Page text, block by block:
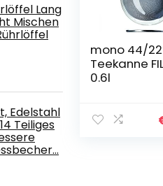
Lang
Mischen
Edelstahl
Teiliges
mono 44/
Teekanne
0.6l